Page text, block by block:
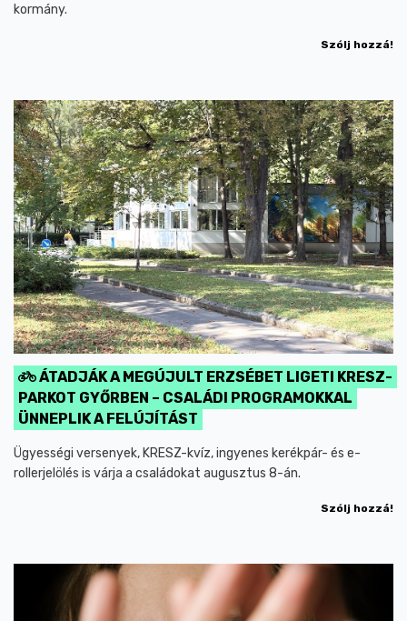
kormány.
Szólj hozzá!
ÁTADJÁK A MEGÚJULT ERZSÉBET LIGETI KRESZ-
PARKOT GYŐRBEN – CSALÁDI PROGRAMOKKAL
ÜNNEPLIK A FELÚJÍTÁST
Ügyességi versenyek, KRESZ-kvíz, ingyenes kerékpár- és e-
rollerjelölés is várja a családokat augusztus 8-án.
Szólj hozzá!